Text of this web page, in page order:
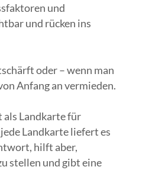
und
und rücken ins
oder – wenn man
Anfang an vermieden.
als Landkarte für
Landkarte liefert es
hilft aber,
stellen und gibt eine